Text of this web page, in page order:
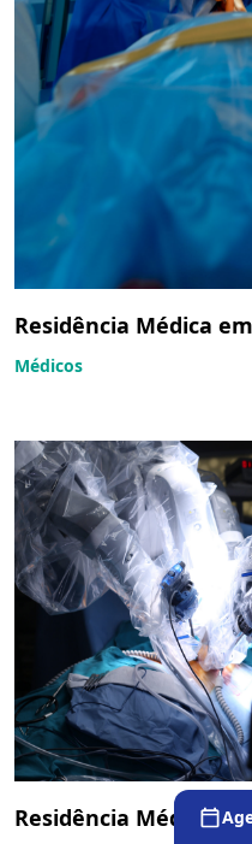
Residência Médica
Médicos
Residência Médica